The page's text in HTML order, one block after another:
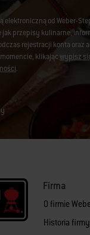
od Weber-
przepisy kulinarne,
rejestracji konta
klikającwypisz
.
Firma
O firmie
Historia